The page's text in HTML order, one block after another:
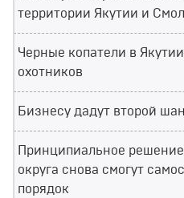
территории Якутии и
Черные копатели в
охотников
Бизнесу дадут второй
Принципиальное
округа снова смогут
порядок